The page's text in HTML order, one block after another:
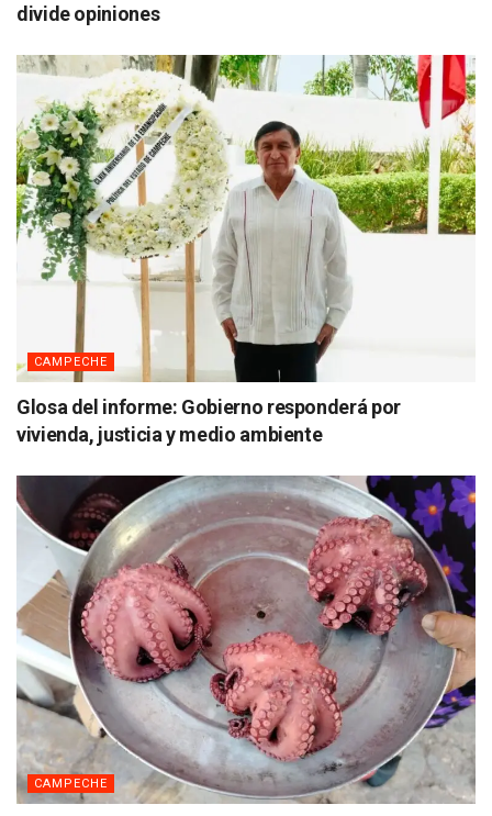
divide opiniones
CAMPECHE
Glosa del informe: Gobierno responderá por
vivienda, justicia y medio ambiente
CAMPECHE